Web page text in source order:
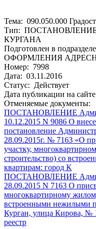
Тема: 090.050.000
Тип:
КУРГАНА
Подготовлен в
ОФОРМЛЕНИЯ
Номер: 7998
Дата: 03.11.2016
Статус: Действует
Дата публикации на
Отменяемые документы:
ПОСТАНОВЛЕНИЕ
10.12.2015 N 9086 О
постановление
28.09.2015г. № 7163 «О
участку,
строительство) со
квартирам: город К
ПОСТАНОВЛЕНИЕ
28.09.2015 N 7163 О
многоквартирному
встроенными нежилыми
Курган, улица Кирова, №
реестр